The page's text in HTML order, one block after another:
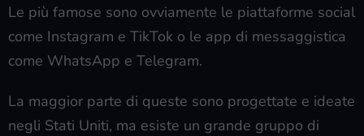
Le più famose sono ovviamente le piattaforme social
come Instagram e TikTok o le app di messaggistica
come WhatsApp e Telegram.
La maggior parte di queste sono progettate e ideate
negli Stati Uniti, ma esiste un grande gruppo di